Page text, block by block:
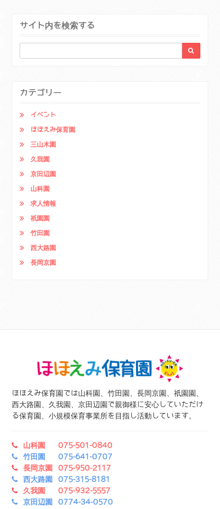
サイト内を検索する
カテゴリー
イベント
ほほえみ保育園
三山木園
久我園
京田辺園
山科園
求人情報
祇園園
竹田園
西大路園
長岡京園
ほほえみ保育園では山科園、竹田園、長岡京園、祇園園、
西大路園、久我園、京田辺園で親御様に安心していただけ
る保育園、小規模保育事業所を目指し活動しています。
山科園 075-501-0840
竹田園 075-641-0707
長岡京園 075-950-2117
西大路園 075-315-8181
久我園 075-932-5557
京田辺園 0774-34-0570